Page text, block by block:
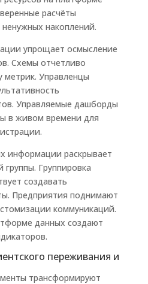
расчёты
накоплений.
упрощает осмысление
Схемы отчетливо
Управленцы
Управляемые дашборды
в живом времени для
информации раскрывает
Группировка
создавать
Предприятия поднимают
коммуникаций.
данных создают
переживания и
трансформируют